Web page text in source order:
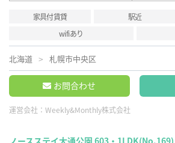
家具付賃貸 駅近
wifiあり
北海道 札幌市中央区
お問合わせ
運営会社： Weekly&Monthly株式会社